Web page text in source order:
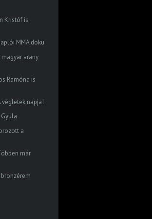
Kristóf is
MMA doku
magyar arany
Ramóna is
végletek napja!
a
már
bronzérem